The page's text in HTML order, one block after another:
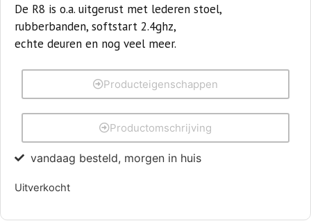
De R8 is o.a. uitgerust met lederen stoel,
rubberbanden, softstart 2.4ghz,
echte deuren en nog veel meer.
Producteigenschappen
Productomschrijving
vandaag besteld, morgen in huis
Uitverkocht